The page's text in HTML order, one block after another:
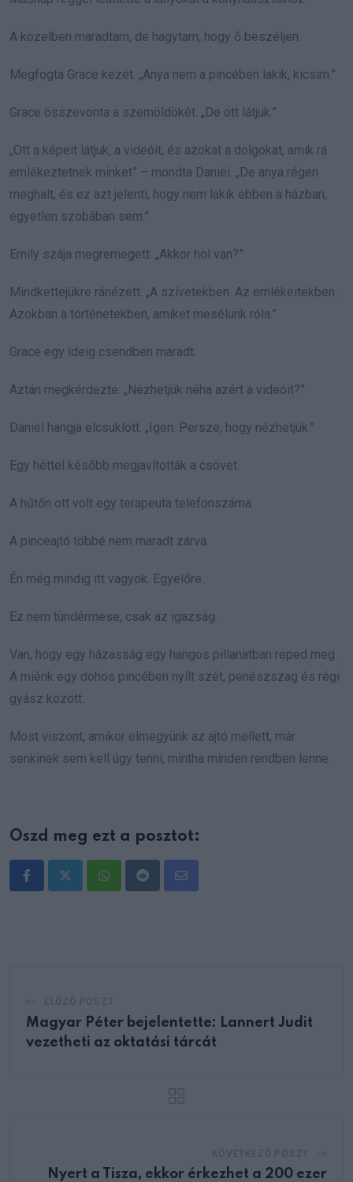
A közelben maradtam, de hagytam, hogy ő beszéljen.
Megfogta Grace kezét. „Anya nem a pincében lakik, kicsim.”
Grace összevonta a szemöldökét. „De ott látjuk.”
„Ott a képeit látjuk, a videóit, és azokat a dolgokat, amik rá
emlékeztetnek minket” – mondta Daniel. „De anya régen
meghalt, és ez azt jelenti, hogy nem lakik ebben a házban,
egyetlen szobában sem.”
Emily szája megremegett. „Akkor hol van?”
Mindkettejükre ránézett. „A szívetekben. Az emlékeitekben.
Azokban a történetekben, amiket mesélünk róla.”
Grace egy ideig csendben maradt.
Aztán megkérdezte: „Nézhetjük néha azért a videóit?”
Daniel hangja elcsuklott. „Igen. Persze, hogy nézhetjük.”
Egy héttel később megjavították a csövet.
A hűtőn ott volt egy terapeuta telefonszáma.
A pinceajtó többé nem maradt zárva.
Én még mindig itt vagyok. Egyelőre.
Ez nem tündérmese, csak az igazság.
Van, hogy egy házasság egy hangos pillanatban reped meg.
A miénk egy dohos pincében nyílt szét, penészszag és régi
gyász között.
Most viszont, amikor elmegyünk az ajtó mellett, már
senkinek sem kell úgy tenni, mintha minden rendben lenne.
Oszd meg ezt a posztot:
WhatsappRedditShare
Magyar Péter bejelentette: Lannert Judit
vezetheti az oktatási tárcát
Nyert a Tisza, ekkor érkezhet a 200 ezer